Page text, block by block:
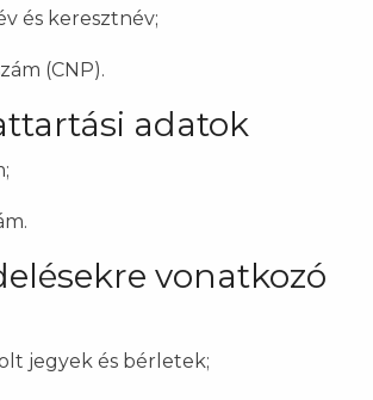
és keresztnév;
(CNP).
adatok
vonatkozó
jegyek és bérletek;